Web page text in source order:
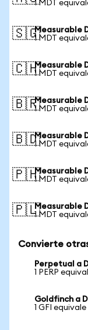
1 MDT
🇸🇬Measurable
1 MDT
🇨🇭Measurable
1 MDT
🇧🇷Measurable
1 MDT
🇧🇩Measurable
1 MDT
🇵🇭Measurable
1 MDT
🇵🇱Measurable
1 MDT
Convierte
Perpetual a
1 PERP
Goldfinch a
1 GFI